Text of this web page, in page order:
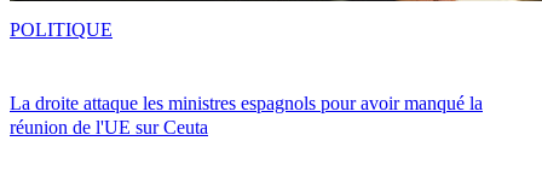
La droite attaque les ministres espagnols pour avoir manqué la
réunion de l'UE sur Ceuta
POLITIQUE